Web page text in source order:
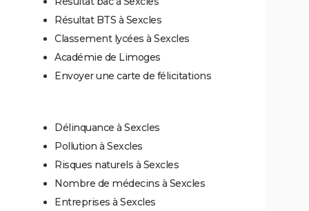
Résultat BTS à Sexcles
Classement lycées à Sexcles
Académie de Limoges
Envoyer une carte de félicitations
Délinquance à Sexcles
Pollution à Sexcles
Risques naturels à Sexcles
Nombre de médecins à Sexcles
Entreprises à Sexcles